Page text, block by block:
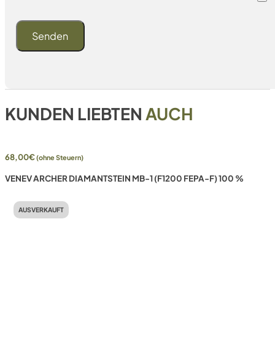
KUNDEN LIEBTEN AUCH
68,00€(ohne Steuern)
VENEV ARCHER DIAMANTSTEIN MB-1 (F1200 FEPA-F) 100 %
AUSVERKAUFT